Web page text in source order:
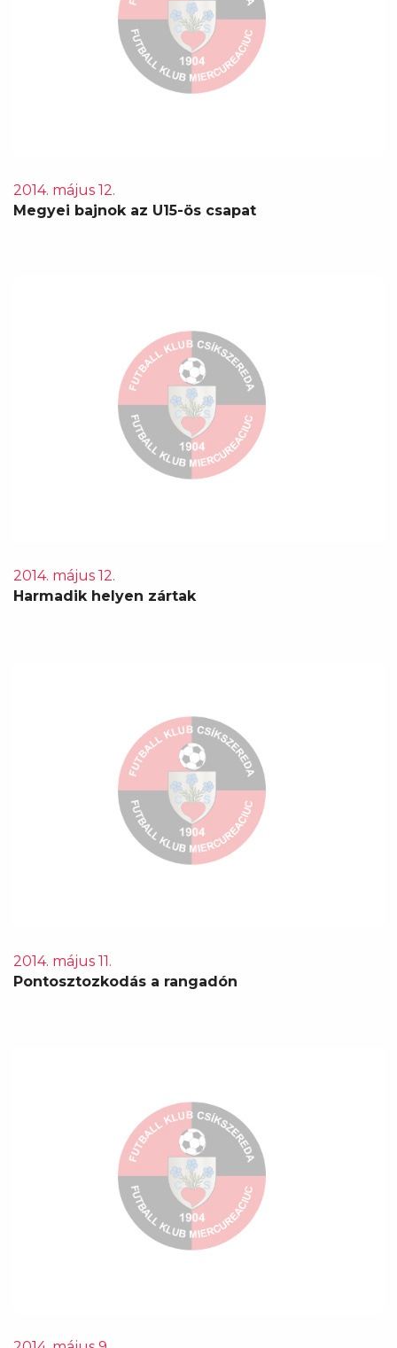
2014. május 12.
Megyei bajnok az U15-ös csapat
2014. május 12.
Harmadik helyen zártak
2014. május 11.
Pontosztozkodás a rangadón